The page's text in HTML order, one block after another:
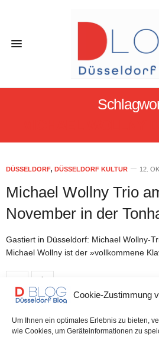
Cookie-Zustimmung
Um Ihnen ein optimales Erlebnis zu bieten,
wie Cookies, um Geräteinformationen zu
DÜSSELDORF, DÜSSELDORF KULTUR 12.
Michael Wollny Trio
November in der
Gastiert in Düsseldorf: Michael Wollny-
Michael Wollny ist der »vollkommene
DÜSSELDORF, DÜSSELDORF KULTUR 25.